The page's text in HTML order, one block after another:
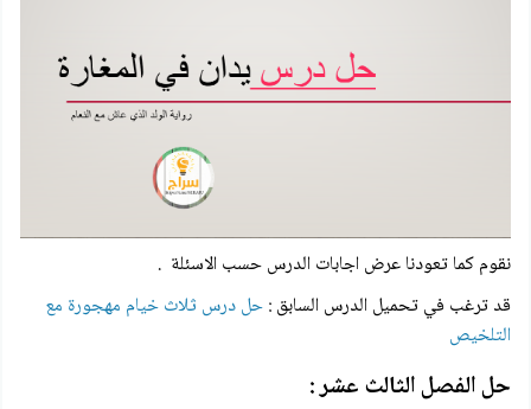
نقوم كما تعودنا عرض اجابات الدرس حسب الاسئلة .
قد ترغب في تحميل الدرس السابق :حل درس ثلاث خيام مهجورة مع
التلخيص
حل الفصل الثالث عشر :